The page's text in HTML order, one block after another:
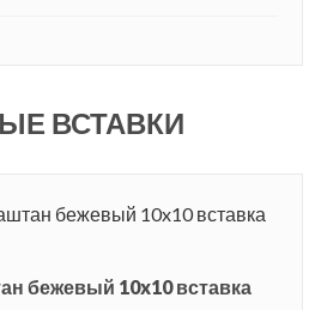
ВСТАВКИ
бежевый 10x10 вставка